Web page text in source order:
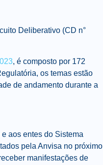
Deliberativo (CD n°
, é composto por 172
, os temas estão
de andamento durante a
aos entes do Sistema
pela Anvisa no próximo
manifestações de